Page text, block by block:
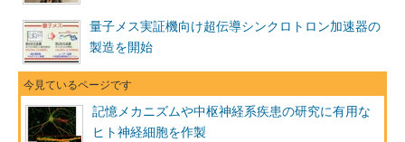
量子メス実証機向け超伝導シンクロトロン加速器の
製造を開始
記憶メカニズムや中枢神経系疾患の研究に有用な
ヒト神経細胞を作製